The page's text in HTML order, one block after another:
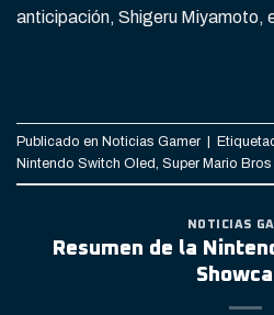
anticipación, Shigeru Miyamoto,
Publicado en Noticias Gamer
Nintendo Switch Oled, Super Mario Bros
NOTICIAS
Resumen de la